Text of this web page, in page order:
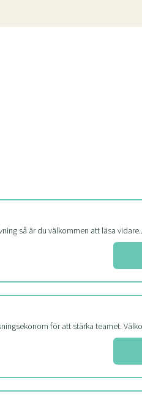
så är du välkommen att läsa
för att stärka teamet.